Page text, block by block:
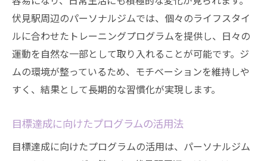
伏見駅周辺のパーソナルジムでは、個々のライフスタイ
ルに合わせたトレーニングプログラムを提供し、日々の
運動を自然な一部として取り入れることが可能です。ジ
ムの環境が整っているため、モチベーションを維持しや
すく、結果として長期的な習慣化が実現します。
目標達成に向けたプログラムの活用法
目標達成に向けたプログラムの活用は、パーソナルジム